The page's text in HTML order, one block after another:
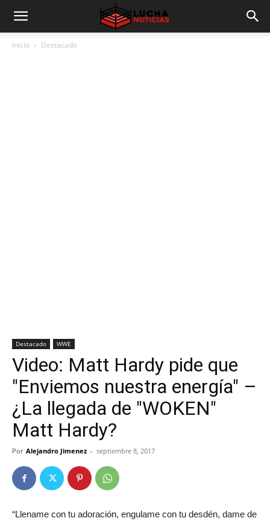
Inicio Destacado
Destacado WWE
Video: Matt Hardy pide que
"Enviemos nuestra energía" –
¿La llegada de "WOKEN"
Matt Hardy?
Por Alejandro Jimenez - septiembre 8, 2017
“Llename con tu adoración, engulame con tu desdén, dame de